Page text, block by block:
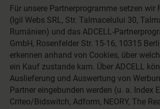
Für unsere Partnerprogramme setzen wir
(Igil Webs SRL, Str. Talmacelului 30,
Rumänien) und das ADCELL-
GmbH, Rosenfelder Str. 15-16, 10315
erkennen anhand von Cookies, über
ein Kauf zustande kam. Über ADCELL
Auslieferung und Auswertung von
Partner eingebunden werden (u. a. Index
Criteo/Bidswitch, Adform, NEORY, The